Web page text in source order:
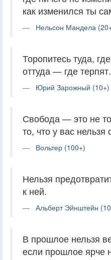
как изменился ты
Нельсон Мандела
Торопитесь туда,
оттуда — где терпят.
Юрий Зарожный (10+)
Свобода — это не
то, что у вас нельзя
Вольтер (100+)
Нельзя
к ней.
Альберт Эйнштейн
В прошлое нельзя
если прошлое ярче